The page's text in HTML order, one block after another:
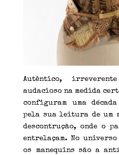
Autêntico,
audacioso na medida
configuram uma
pela sua leitura de um
descontrução, onde o
entrelaçam. No
os manequins são a